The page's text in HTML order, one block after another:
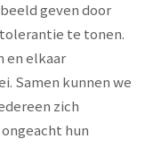
geven door
te tonen.
en elkaar
Samen kunnen we
zich
hun